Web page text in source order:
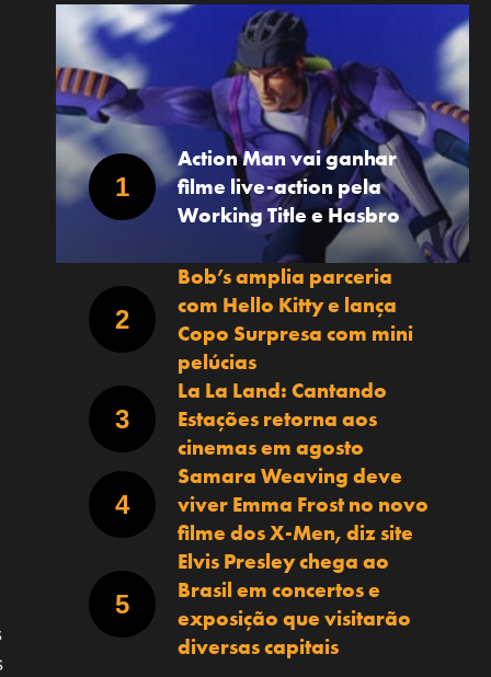
Action Man vai ganhar
filme live-action pela
Working Title e Hasbro
Bob’s amplia parceria
com Hello Kitty e lança
Copo Surpresa com mini
pelúcias
La La Land: Cantando
Estações retorna aos
cinemas em agosto
Samara Weaving deve
viver Emma Frost no novo
filme dos X-Men, diz site
Elvis Presley chega ao
Brasil em concertos e
exposição que visitarão
diversas capitais